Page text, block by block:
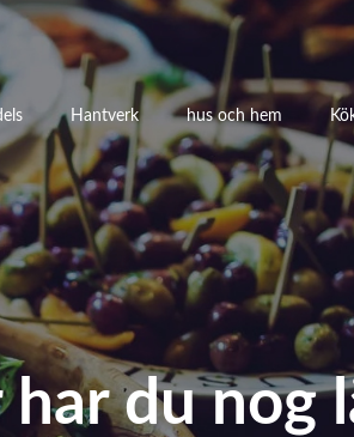
Hantverk hus och hem
du nog